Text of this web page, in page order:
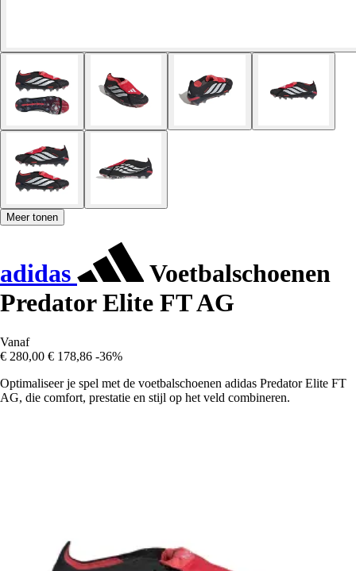
Meer tonen
adidas
Voetbalschoenen
Predator Elite FT AG
Vanaf
€ 280,00 € 178,86 -36%
Optimaliseer je spel met de voetbalschoenen adidas Predator Elite FT
AG, die comfort, prestatie en stijl op het veld combineren.